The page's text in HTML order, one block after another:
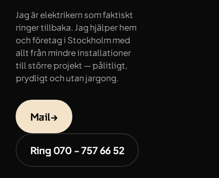
Jag är elektrikern som faktiskt
ringer tillbaka. Jag hjälper hem
och företag i Stockholm med
allt från mindre installationer
till större projekt — pålitligt,
prydligt och utan jargong.
Mail→
Ring 070 - 757 66 52